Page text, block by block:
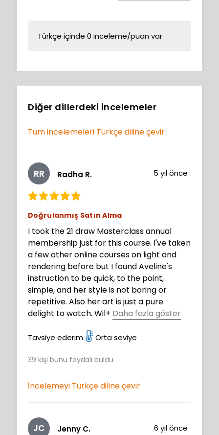
Türkçe içinde 0 inceleme/puan var
Diğer dillerdeki incelemeler
Tüm incelemeleri Türkçe diline çevir
RR Radha R. 5 yıl önce
Doğrulanmış Satın Alma
I took the 21 draw Masterclass annual
membership just for this course. I've taken
a few other online courses on light and
rendering before but I found Aveline's
instruction to be quick, to the point,
simple, and her style is not boring or
repetitive. Also her art is just a pure
delight to watch. Wil+ Daha fazla göster
draw now.
Tavsiye ederim Orta seviye
39 kişi bunu faydalı buldu
İncelemeyi Türkçe diline çevir
JC Jenny C. 6 yıl önce